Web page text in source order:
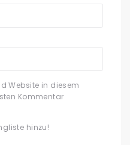
Website in diesem
Kommentar
hinzu!